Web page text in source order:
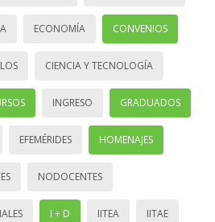
ECONOMÍA CONVENIOS
CIENCIA Y TECNOLOGÍA
INGRESO GRADUADOS
EFEMÉRIDES HOMENAJES
NODOCENTES
I + D IITEA IITAE